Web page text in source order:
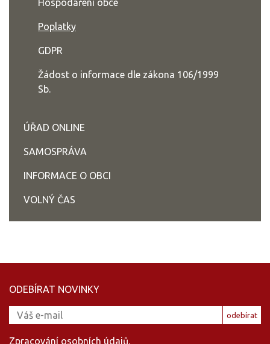
Hospodaření obce
Poplatky
GDPR
Žádost o informace dle zákona 106/1999
Sb.
ÚŘAD ONLINE
SAMOSPRÁVA
INFORMACE O OBCI
VOLNÝ ČAS
ODEBÍRAT NOVINKY
odebírat
Zpracování osobních údajů.